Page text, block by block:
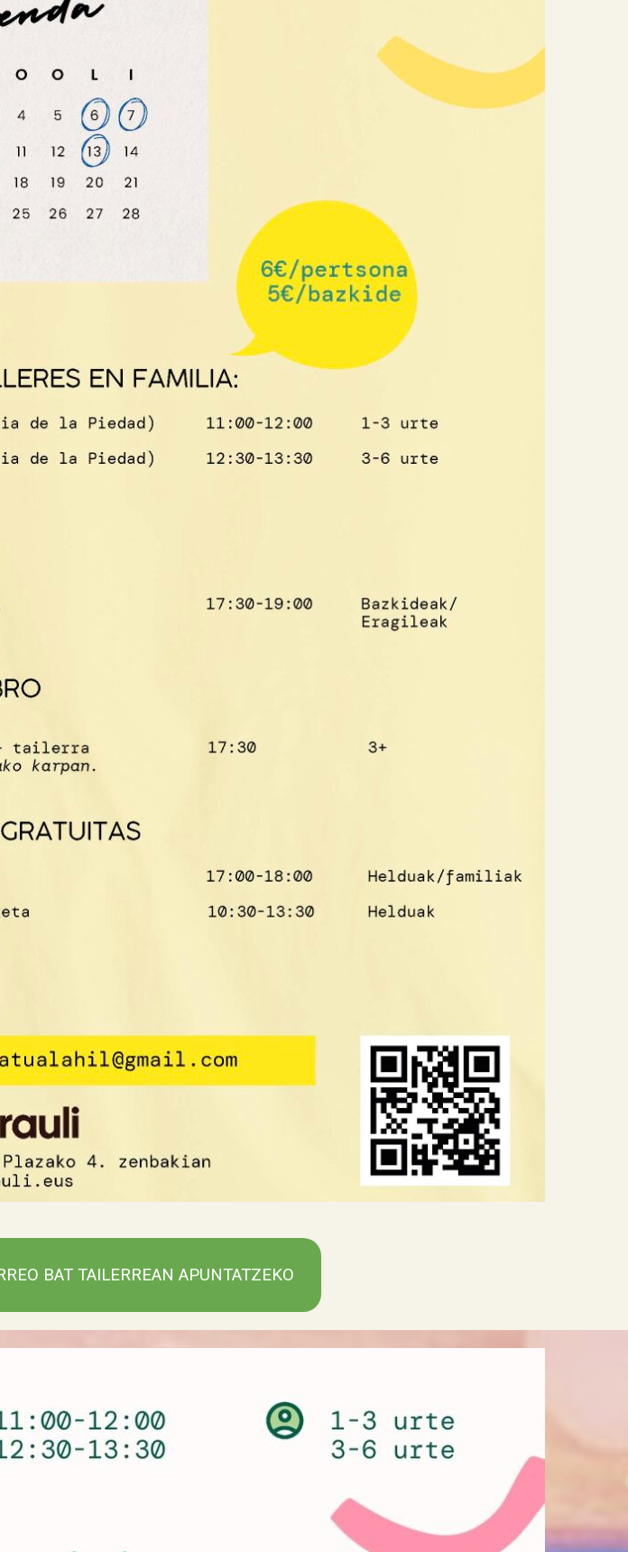
BAT TAILERREAN APUNTATZEKO